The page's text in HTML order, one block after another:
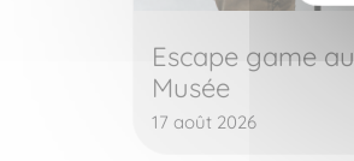
Escape game au
Musée
17 août 2026